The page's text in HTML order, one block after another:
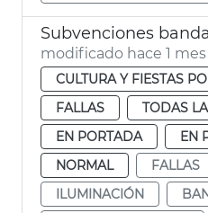
modificado hace 1 mes
CULTURA Y FIESTAS
FALLAS
TODAS
EN PORTADA
EN
NORMAL
FALLAS
ILUMINACIÓN